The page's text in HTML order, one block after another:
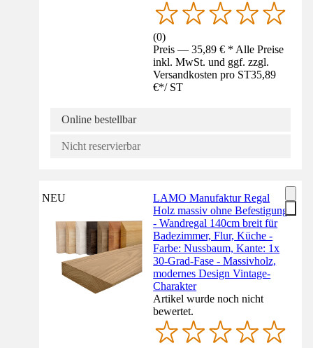
(0)
Preis — 35,89 € * Alle Preise
inkl. MwSt. und ggf. zzgl.
Versandkosten pro ST35,89
€*/ ST
Online bestellbar
Nicht reservierbar
NEU
LAMO Manufaktur Regal
Holz massiv ohne Befestigung
- Wandregal 140cm breit für
Badezimmer, Flur, Küche -
Farbe: Nussbaum, Kante: 1x
30-Grad-Fase - Massivholz,
modernes Design Vintage-
Charakter
Artikel wurde noch nicht
bewertet.